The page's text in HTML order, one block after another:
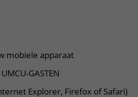
mobiele apparaat
GASTEN
Explorer, Firefox of Safari)